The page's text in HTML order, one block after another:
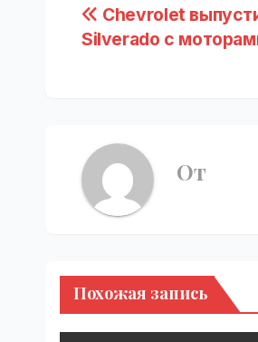
Навигация
по
Chevrolet
Silverado с
От
Похожая запись